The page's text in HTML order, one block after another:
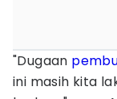
"Dugaan
ini masih kita